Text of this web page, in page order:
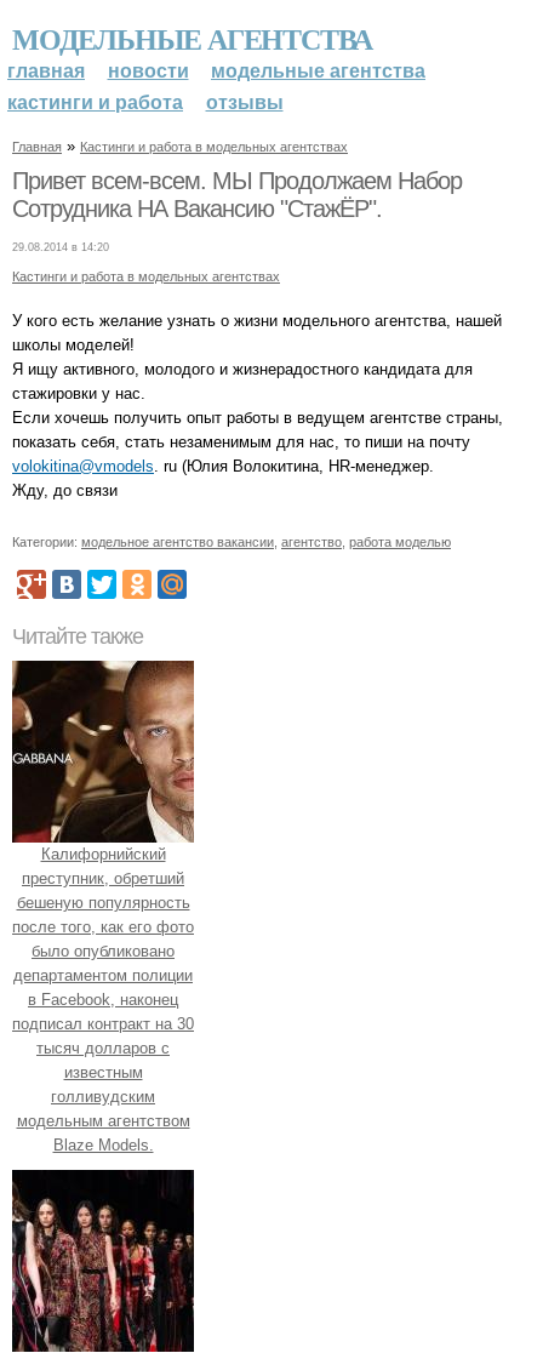
МОДЕЛЬНЫЕ АГЕНТСТВА
главная новости
модельные агентства
кастинги и работа
отзывы
Главная » Кастинги и работа в модельных агентствах
Привет всем-всем. МЫ Продолжаем Набор
Сотрудника НА Вакансию "СтажЁР".
29.08.2014 в 14:20
Кастинги и работа в модельных агентствах
У кого есть желание узнать о жизни модельного агентства, нашей
школы моделей!
Я ищу активного, молодого и жизнерадостного кандидата для
стажировки у нас.
Если хочешь получить опыт работы в ведущем агентстве страны,
показать себя, стать незаменимым для нас, то пиши на почту
volokitina@vmodels . ru (Юлия Волокитина, HR-менеджер.
Жду, до связи
Категории: модельное агентство вакансии агентство работа моделью
Читайте также
Калифорнийский
преступник, обретший
бешеную популярность
после того, как его фото
было опубликовано
департаментом полиции
в Facebook, наконец
подписал контракт на 30
тысяч долларов с
известным
голливудским
модельным агентством
Blaze Models.